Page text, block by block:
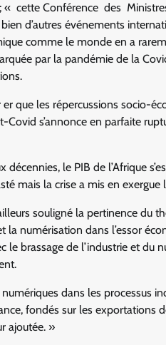
; « cette Conférence des
bien d’autres événements
comme le monde en a
par la pandémie de la
que les répercussions socio-
s’annonce en parfaite
décennies, le PIB de l’Afrique
mais la crise a mis en
souligné la pertinence du
la numérisation dans l’essor
le brassage de l’industrie et du
dans les processus
fondés sur les exportations
ajoutée. »